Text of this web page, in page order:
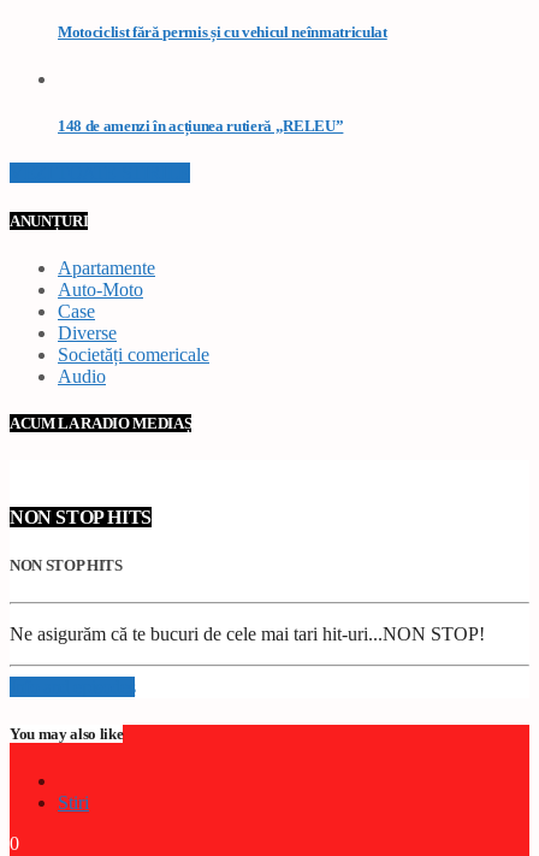
Motociclist fără permis și cu vehicul neînmatriculat
148 de amenzi în acțiunea rutieră „RELEU”
ANUNȚURI
Apartamente
Auto-Moto
Case
Diverse
Societăți comericale
Audio
ACUM LA RADIO MEDIAȘ
NON STOP HITS
NON STOP HITS
Ne asigurăm că te bucuri de cele mai tari hit-uri...NON STOP!
Info and episodes
You may also like
Stiri
0